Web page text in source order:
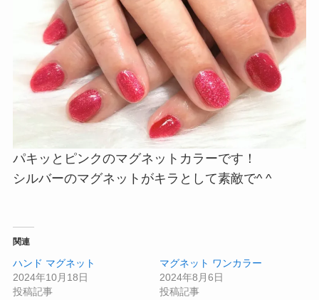
パキッとピンクのマグネットカラーです！
シルバーのマグネットがキラとして素敵で^ ^
関連
ハンド マグネット
2024年10月18日
投稿記事
マグネット ワンカラー
2024年8月6日
投稿記事